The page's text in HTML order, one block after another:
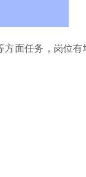
方面任务，岗位有